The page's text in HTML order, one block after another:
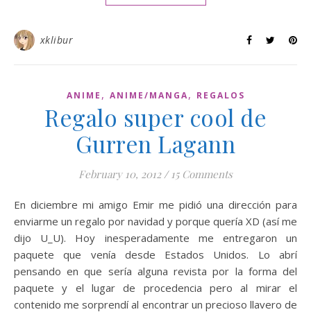
xklibur
ANIME , ANIME/MANGA, REGALOS
Regalo super cool de
Gurren Lagann
February 10, 2012 / 15 Comments
En diciembre mi amigo Emir me pidió una dirección para
enviarme un regalo por navidad y porque quería XD (así me
dijo U_U). Hoy inesperadamente me entregaron un
paquete que venía desde Estados Unidos. Lo abrí
pensando en que sería alguna revista por la forma del
paquete y el lugar de procedencia pero al mirar el
contenido me sorprendí al encontrar un precioso llavero de